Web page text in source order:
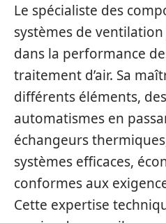
Le spécialiste des
systèmes de
dans la performance
traitement d’air. Sa
différents éléments,
automatismes en
échangeurs
systèmes efficaces,
conformes aux
Cette expertise